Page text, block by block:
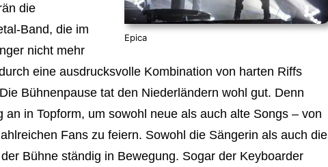
Epica
die
Band, die im
nicht mehr
eine ausdrucksvolle Kombination von harten Riffs
Bühnenpause tat den Niederländern wohl gut. Denn
an in Topform, um sowohl neue als auch alte Songs – von
Fans zu feiern. Sowohl die Sängerin als auch die
Bühne ständig in Bewegung. Sogar der Keyboarder